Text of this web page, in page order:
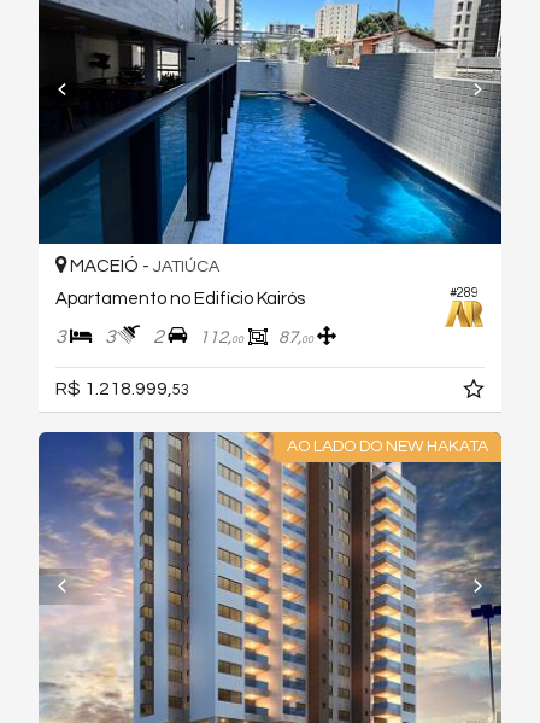
#289
MACEIÓ - JATIÚCA
Apartamento no Edifício Kairós
3 3 2 112,00 87,00
R$ 1.218.999, 53
AO LADO DO NEW HAKATA